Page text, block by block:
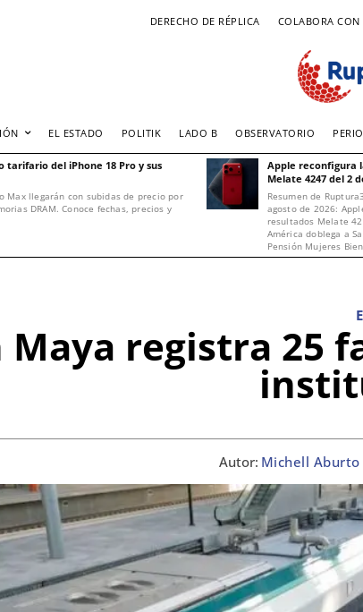
DERECHO DE RÉPLICA COLABORA CON
EL ESTADO POLITIK LADO B OBSERVATORIO
tarifario del iPhone 18 Pro y sus
Max llegarán con subidas de precio por
DRAM. Conoce fechas, precios y
Apple reconfigura
Melate 4247 del 2
Resumen de
agosto de 2026:
resultados Melate
América doblega a
Pensión Mujeres
Maya registra 25
Autor: Michell Aburto